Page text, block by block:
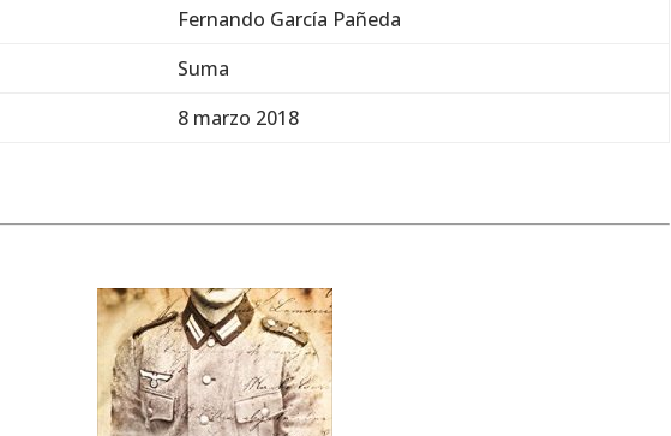
Fernando García Pañeda
Suma
8 marzo 2018